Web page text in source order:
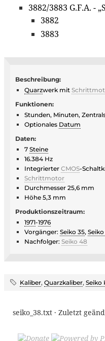
3882/3883 G.F.A. -
3882
3883
Beschreibung:
Quarzwerk mit
Funktionen:
Stunden, Minuten,
Optionales Datum
Daten:
7 Steine
16.384 Hz
Integrierter CMOS-
Schrittmotor
Durchmesser 25,6 mm
Höhe 5,3 mm
Produktionszeitraum:
1971-1976
Vorgänger: Seiko 35, Seiko
Nachfolger: Seiko 48
Kaliber, Quarzkaliber, Seiko
seiko_38.txt · Zuletzt